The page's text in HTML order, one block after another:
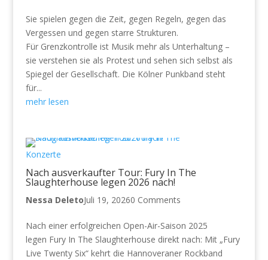
Sie spielen gegen die Zeit, gegen Regeln, gegen das
Vergessen und gegen starre Strukturen.
Für Grenzkontrolle ist Musik mehr als Unterhaltung –
sie verstehen sie als Protest und sehen sich selbst als
Spiegel der Gesellschaft. Die Kölner Punkband steht
für...
mehr lesen
Konzerte
Nach ausverkaufter Tour: Fury In The
Slaughterhouse legen 2026 nach!
Nessa DeletoJuli 19, 20260 Comments
Nach einer erfolgreichen Open-Air-Saison 2025
legen Fury In The Slaughterhouse direkt nach: Mit „Fury
Live Twenty Six“ kehrt die Hannoveraner Rockband